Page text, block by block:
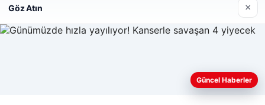
Web sitemizi nasıl kullandığınızı daha iyi anlayabilmek,
Göz Atın ×
Güncel Haberler